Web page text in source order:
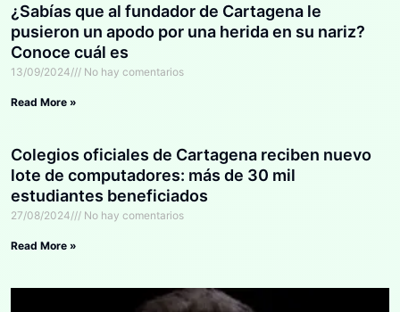
¿Sabías que al fundador de Cartagena le
pusieron un apodo por una herida en su nariz?
Conoce cuál es
13/09/2024 No hay comentarios
Read More »
Colegios oficiales de Cartagena reciben nuevo
lote de computadores: más de 30 mil
estudiantes beneficiados
27/08/2024 No hay comentarios
Read More »